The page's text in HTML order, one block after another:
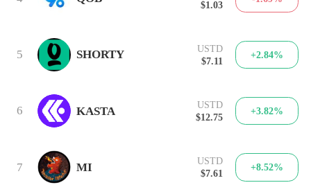
$1.03
5 SHORTY
USTD
$7.11
+2.84%
6 KASTA
USTD
$12.75
+3.82%
7 MI
USTD
$7.61
+8.52%